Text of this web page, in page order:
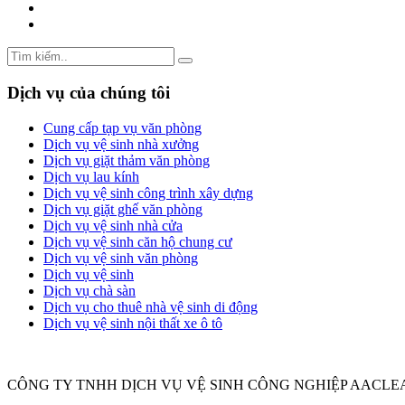
Dịch vụ của chúng tôi
Cung cấp tạp vụ văn phòng
Dịch vụ vệ sinh nhà xưởng
Dịch vụ giặt thảm văn phòng
Dịch vụ lau kính
Dịch vụ vệ sinh công trình xây dựng
Dịch vụ giặt ghế văn phòng
Dịch vụ vệ sinh nhà cửa
Dịch vụ vệ sinh căn hộ chung cư
Dịch vụ vệ sinh văn phòng
Dịch vụ vệ sinh
Dịch vụ chà sàn
Dịch vụ cho thuê nhà vệ sinh di động
Dịch vụ vệ sinh nội thất xe ô tô
CÔNG TY TNHH DỊCH VỤ VỆ SINH CÔNG NGHIỆP